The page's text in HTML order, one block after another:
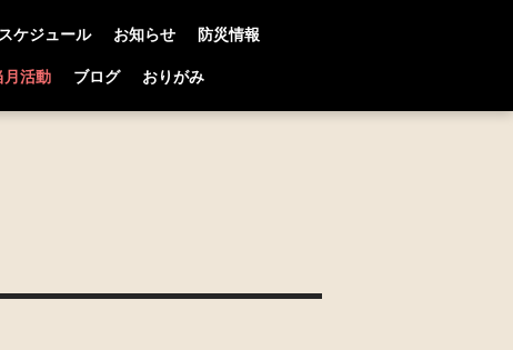
ケジュール お知らせ 防災情報
月活動 ブログ おりがみ